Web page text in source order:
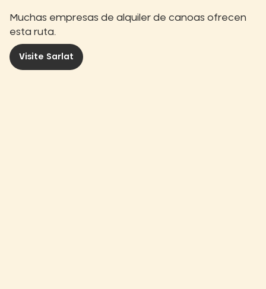
Muchas empresas de alquiler de canoas ofrecen
esta ruta.
Visite Sarlat